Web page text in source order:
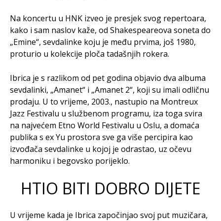
Na koncertu u HNK izveo je presjek svog repertoara,
kako i sam naslov kaže, od Shakespeareova soneta do
„Emine“, sevdalinke koju je među prvima, još 1980,
proturio u kolekcije ploča tadašnjih rokera.
Ibrica je s razlikom od pet godina objavio dva albuma
sevdalinki, „Amanet“ i „Amanet 2“, koji su imali odličnu
prodaju. U to vrijeme, 2003., nastupio na Montreux
Jazz Festivalu u službenom programu, iza toga svira
na najvećem Etno World Festivalu u Oslu, a domaća
publika s ex Yu prostora sve ga više percipira kao
izvođača sevdalinke u kojoj je odrastao, uz očevu
harmoniku i begovsko porijeklo.
HTIO BITI DOBRO DIJETE
U vrijeme kada je Ibrica započinjao svoj put muzičara,